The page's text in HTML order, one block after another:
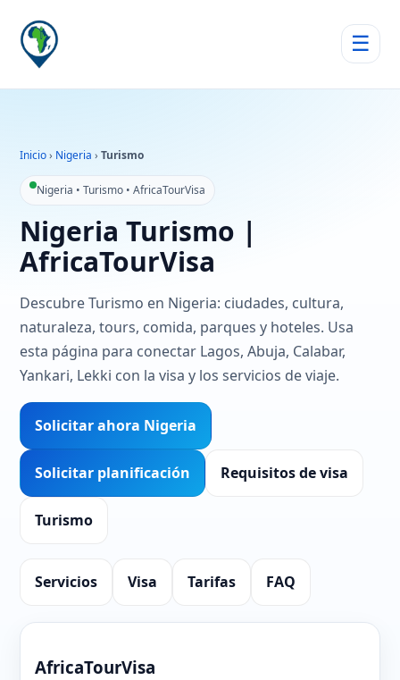
☰
Inicio› Nigeria › Turismo
Nigeria • Turismo • AfricaTourVisa
Nigeria Turismo |
AfricaTourVisa
Descubre Turismo en Nigeria: ciudades, cultura,
naturaleza, tours, comida, parques y hoteles. Usa
esta página para conectar Lagos, Abuja, Calabar,
Yankari, Lekki con la visa y los servicios de viaje.
Solicitar ahora Nigeria
Solicitar planificación Requisitos de visa
Turismo
Servicios Visa Tarifas FAQ
AfricaTourVisa